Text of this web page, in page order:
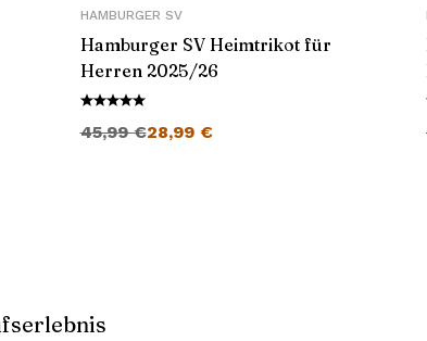
HAMBURGER SV
Hamburger SV Heimtrikot für
Herren 2025/26
45,99€28,99 €